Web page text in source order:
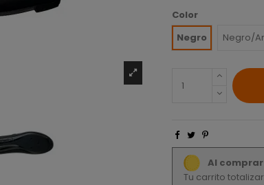
Color
Negro
Negro/
Al
Tu carrito